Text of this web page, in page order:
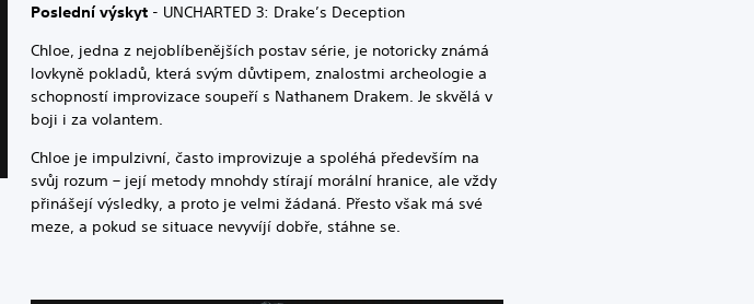
Poslední výskyt - UNCHARTED 3: Drake’s Deception
Chloe, jedna z nejoblíbenějších postav série, je notoricky známá
lovkyně pokladů, která svým důvtipem, znalostmi archeologie a
schopností improvizace soupeří s Nathanem Drakem. Je skvělá v
boji i za volantem.
Chloe je impulzivní, často improvizuje a spoléhá především na
svůj rozum – její metody mnohdy stírají morální hranice, ale vždy
přinášejí výsledky, a proto je velmi žádaná. Přesto však má své
meze, a pokud se situace nevyvíjí dobře, stáhne se.